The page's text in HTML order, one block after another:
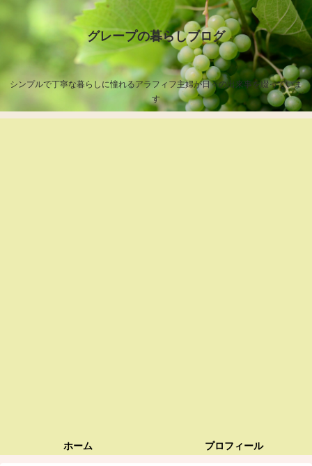
グレープの暮らしブログ
シンプルで丁寧な暮らしに憧れるアラフィフ主婦が日々の出来事を綴っていま
す
ホーム プロフィール